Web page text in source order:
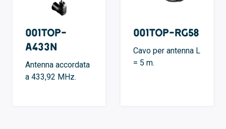
001TOP-
A433N
Antenna accordata
a 433,92 MHz.
001TOP-RG58
Cavo per antenna L
= 5 m.